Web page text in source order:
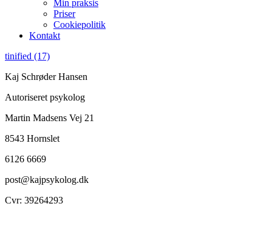
Min praksis
Priser
Cookiepolitik
Kontakt
tinified (17)
Kaj Schrøder Hansen
Autoriseret psykolog
Martin Madsens Vej 21
8543 Hornslet
6126 6669
post@kajpsykolog.dk
Cvr: 39264293